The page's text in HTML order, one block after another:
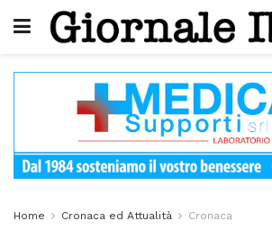
Home Cronaca ed Attualità Cronaca